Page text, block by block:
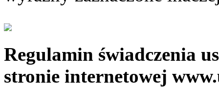
Regulamin świadczenia
stronie internetowej